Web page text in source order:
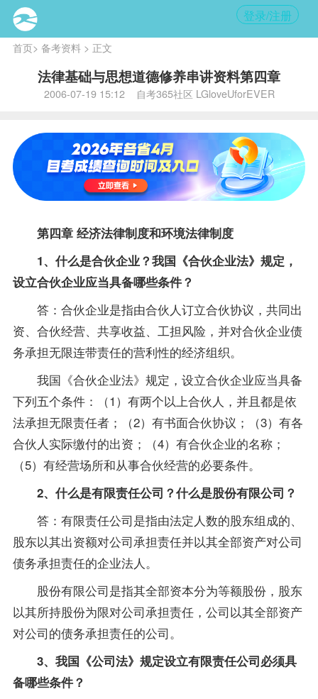
登录/注册
首页> 备考资料> 正文
法律基础与思想道德修养串讲资料第四章
2006-07-19 15:12 自考365社区 LGloveUforEVER
第四章 经济法律制度和环境法律制度
1、什么是合伙企业？我国《合伙企业法》规定，
设立合伙企业应当具备哪些条件？
答：合伙企业是指由合伙人订立合伙协议，共同出
资、合伙经营、共享收益、工担风险，并对合伙企业债
务承担无限连带责任的营利性的经济组织。
我国《合伙企业法》规定，设立合伙企业应当具备
下列五个条件：（1）有两个以上合伙人，并且都是依
法承担无限责任者；（2）有书面合伙协议；（3）有各
合伙人实际缴付的出资；（4）有合伙企业的名称；
（5）有经营场所和从事合伙经营的必要条件。
2、什么是有限责任公司？什么是股份有限公司？
答：有限责任公司是指由法定人数的股东组成的、
股东以其出资额对公司承担责任并以其全部资产对公司
债务承担责任的企业法人。
股份有限公司是指其全部资本分为等额股份，股东
以其所持股份为限对公司承担责任，公司以其全部资产
对公司的债务承担责任的公司。
3、我国《公司法》规定设立有限责任公司必须具
备哪些条件？